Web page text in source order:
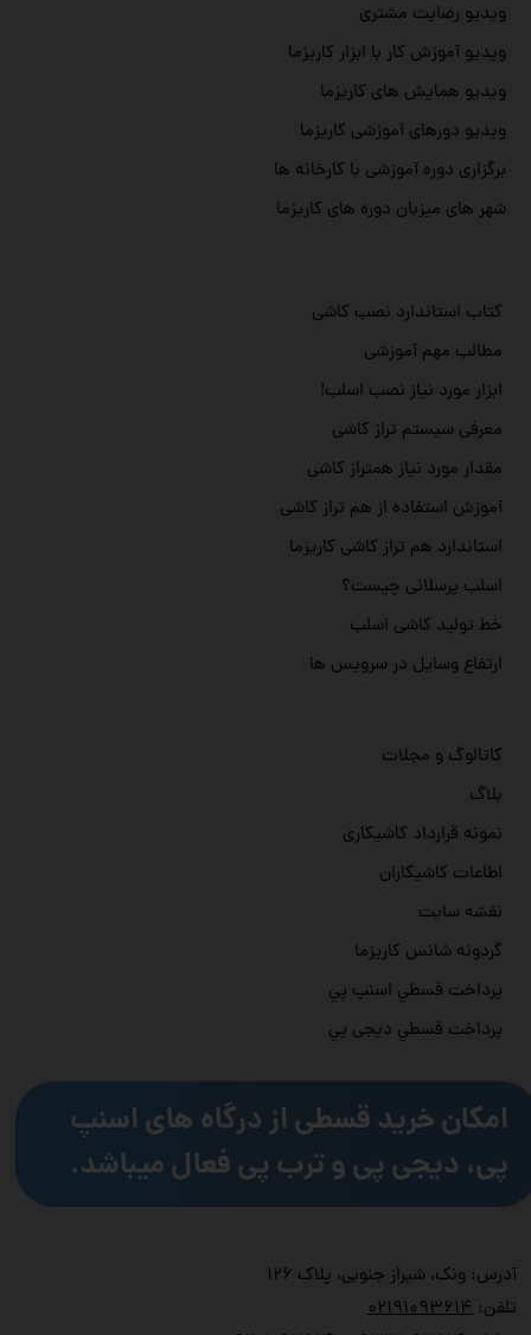
آدرس: ونک، شیراز جنوبی، پلاک ۱۲۶
تلفن:
۰۲۱۹۱۰۹۳۶۱۴
ویدیو رضایت مشتری
ویدیو آموزش کار با ابزار کاریزما
ویدیو همایش های کاریزما
ویدیو دورهای آموزشی کاریزما
برگزاری دوره آموزشی با کارخانه ها
شهر های میزبان دوره های کاریزما
کاتالوگ و مجلات
بلاگ
نمونه قرارداد کاشیکاری
اطاعات کاشیکاران
نقشه سایت
گردونه شانس کاریزما
پرداخت قسطي اسنپ پي
پرداخت قسطي دیجی پي
کتاب استاندارد نصب کاشی
مطالب مهم آموزشی
ابزار مورد نیاز نصب اسلب!
معرفی سیستم تراز کاشی
مقدار مورد نیاز همتراز کاشی
آموزش استفاده از هم تراز کاشی
استاندارد هم تراز کاشی کاریزما
اسلب پرسلانی چیست؟
خط تولید کاشی اسلب
ارتفاع وسایل در سرویس ها
امکان خرید قسطی از درگاه های اسنپ
پی، دیجی پی و ترب پی فعال میباشد.